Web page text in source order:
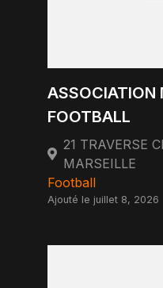
ASSOCIATION
FOOTBALL
21 TRAVERSE
MARSEILLE
Football
Ajouté le juillet 8, 2026